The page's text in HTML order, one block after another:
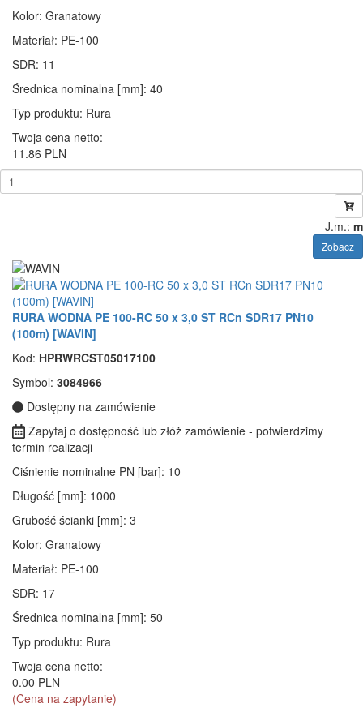
Kolor: Granatowy
Materiał: PE-100
SDR: 11
Średnica nominalna [mm]: 40
Typ produktu: Rura
Twoja cena netto:
11.86 PLN
J.m.: m
Zobacz
RURA WODNA PE 100-RC 50 x 3,0 ST RCn SDR17 PN10
(100m) [WAVIN]
Kod: HPRWRCST05017100
Symbol: 3084966
Dostępny na zamówienie
Zapytaj o dostępność lub złóż zamówienie - potwierdzimy
termin realizacji
Ciśnienie nominalne PN [bar]: 10
Długość [mm]: 1000
Grubość ścianki [mm]: 3
Kolor: Granatowy
Materiał: PE-100
SDR: 17
Średnica nominalna [mm]: 50
Typ produktu: Rura
Twoja cena netto:
0.00 PLN
(Cena na zapytanie)